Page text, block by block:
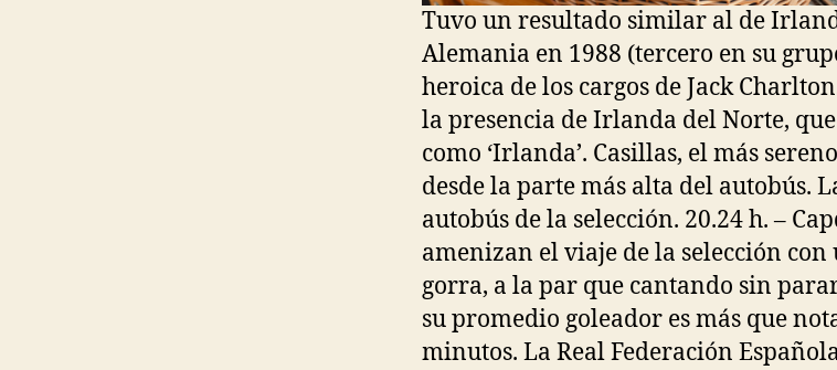
Tuvo un resultado similar al de
Alemania en 1988 (tercero en su
heroica de los cargos de Jack
la presencia de Irlanda del Norte,
como ‘Irlanda’. Casillas, el más
desde la parte más alta del autobús.
autobús de la selección. 20.24 h. –
amenizan el viaje de la selección con
gorra, a la par que cantando sin
su promedio goleador es más que
minutos. La Real Federación